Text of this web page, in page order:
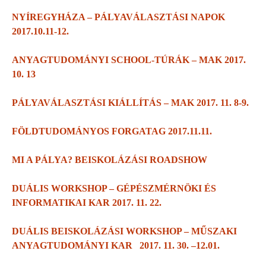
NYÍREGYHÁZA – PÁLYAVÁLASZTÁSI NAPOK
2017.10.11-12.
ANYAGTUDOMÁNYI SCHOOL-TÚRÁK – MAK 2017.
10. 13
PÁLYAVÁLASZTÁSI KIÁLLÍTÁS – MAK 2017. 11. 8-9.
FÖLDTUDOMÁNYOS FORGATAG 2017.11.11.
MI A PÁLYA? BEISKOLÁZÁSI ROADSHOW
DUÁLIS WORKSHOP – GÉPÉSZMÉRNÖKI ÉS
INFORMATIKAI KAR 2017. 11. 22.
DUÁLIS BEISKOLÁZÁSI WORKSHOP – MŰSZAKI
ANYAGTUDOMÁNYI KAR 2017. 11. 30. –12.01.